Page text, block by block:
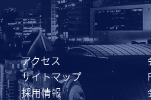
アクセス
サイトマップ
採用情報